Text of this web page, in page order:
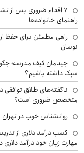
۷ اقدام ضروری پس از
راهنمای خانواده‌ها
راهی مطمئن برای حفظ
نوسان
چیدمان کیف مدرسه؛
سبک داشته باشیم؟
ناگفته‌های طلاق توافقی
متخصص ضروری است؟
روانشناس خوب در
کسب درآمد دلاری از
مهارت زبان خود درآمد دلاری